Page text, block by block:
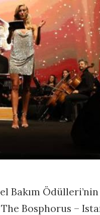
Bakım
Bosphorus –